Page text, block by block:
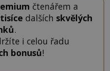
čtenářem a
tisíce dalších skvělých
.
i celou řadu
bonusů!